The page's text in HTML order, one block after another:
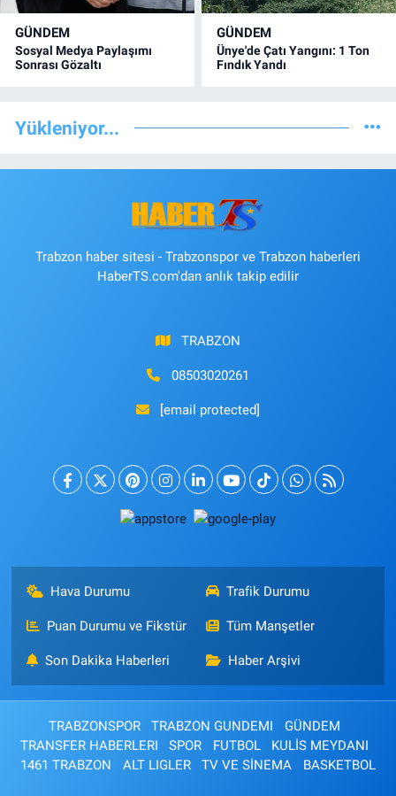
GÜNDEM
Sosyal Medya Paylaşımı
Sonrası Gözaltı
GÜNDEM
Ünye'de Çatı Yangını: 1 Ton
Fındık Yandı
Yükleniyor...
Trabzon haber sitesi - Trabzonspor ve Trabzon haberleri
HaberTS.com'dan anlık takip edilir
TRABZON
08503020261
[email protected]
Hava Durumu Trafik Durumu
Puan Durumu ve Fikstür Tüm Manşetler
Son Dakika Haberleri Haber Arşivi
TRABZONSPOR TRABZON GUNDEMI
GÜNDEM
TRANSFER HABERLERI
SPOR FUTBOL
KULİS MEYDANI
1461 TRABZON
ALT LIGLER TV VE SİNEMA BASKETBOL